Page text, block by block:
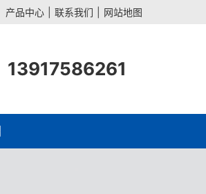
产品中心 联系我们 网站地图
13917586261